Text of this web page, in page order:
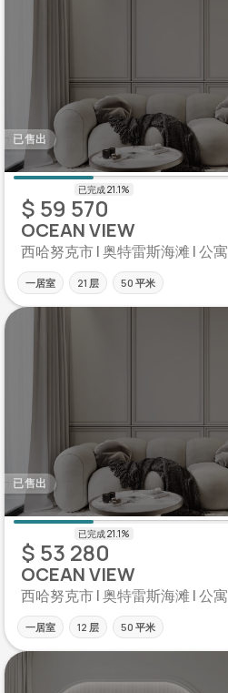
已售出
$ 59 570
OCEAN VIEW
西哈努克市 | 奥特雷斯海滩 | 公寓
一居室 21 层 50 平米
已售出
$ 53 280
OCEAN VIEW
西哈努克市 | 奥特雷斯海滩 | 公寓
一居室 12 层 50 平米